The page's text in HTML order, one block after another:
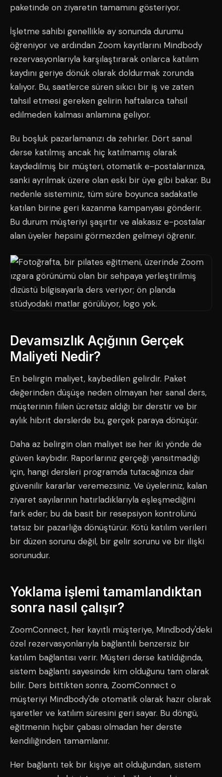
paketinde on ziyaretin tamamını gösteriyor.
İşletme sahibi genellikle ay sonunda durumu
öğreniyor ve ardından Zoom kayıtlarını Mindbody
rezervasyonlarıyla karşılaştırarak onlarca katılım
kaydını geriye dönük olarak doldurmak zorunda
kalıyor. Bu, saatlerce süren sıkıcı bir iş ve zaten
tahsil etmesi gereken gelirin haftalarca tahsil
edilmeden kalması anlamına geliyor.
Bu boşluk pazarlamanızı da zehirler. Dört sanal
derse katılmış ancak hiç katılmamış olarak
kaydedilmiş bir müşteri, otomatik e-postalarınıza,
sanki ayrılmak üzere olan eski bir üye gibi bakar. Bu
nedenle sisteminiz, tüm süre boyunca sadakatle
katılan birine geri kazanma kampanyası gönderir.
Bu durum müşteriyi şaşırtır ve alakasız e-postalar
alan üyeler hepsini görmezden gelmeyi öğrenir.
Devamsızlık Açığının Gerçek
Maliyeti Nedir?
En belirgin maliyet, kaybedilen gelirdir. Paket
değerinden düşüşe neden olmayan her sanal ders,
müşterinin fiilen ücretsiz aldığı bir derstir ve bir
aylık hibrit derslerde bu, gerçek paraya dönüşür.
Daha az belirgin olan maliyet ise her iki yönde de
güven kaybıdır. Raporlarınız gerçeği yansıtmadığı
için, hangi dersleri programda tutacağınıza dair
güvenilir kararlar veremezsiniz. Ve üyeleriniz, kalan
ziyaret sayılarının hatırladıklarıyla eşleşmediğini
fark eder; bu da basit bir resepsiyon kontrolünü
tatsız bir pazarlığa dönüştürür. Kötü katılım verileri
bir düzen sorunu değil, bir gelir sorunu ve bir ilişki
sorunudur.
Yoklama işlemi tamamlandıktan
sonra nasıl çalışır?
ZoomConnect, her kayıtlı müşteriye, Mindbody'deki
özel rezervasyonlarıyla bağlantılı benzersiz bir
katılım bağlantısı verir. Müşteri derse katıldığında,
sistem bağlantı sayesinde kim olduğunu tam olarak
bilir. Ders bittikten sonra, ZoomConnect o
müşteriyi Mindbody'de otomatik olarak hazır olarak
işaretler ve katılım süresini geri sayar. Bu döngü,
eğitmenin hiçbir çabası olmadan her derste
kendiliğinden tamamlanır.
Her bağlantı tek bir kişiye ait olduğundan, sistem